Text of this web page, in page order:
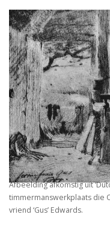
Afbeelding afkomstig uit
timmermanswerkplaats die
vriend ‘Gus’ Edwards.